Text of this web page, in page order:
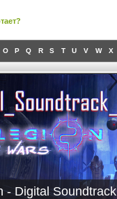
O P Q R S T U V W X
- Digital Soundtrack